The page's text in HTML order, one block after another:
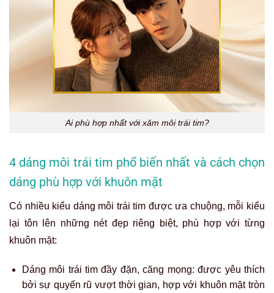
Ai phù hợp nhất với xăm môi trái tim?
4 dáng môi trái tim phổ biến nhất và cách chọn
dáng phù hợp với khuôn mặt
Có nhiều kiểu dáng môi trái tim được ưa chuộng, mỗi kiểu
lại tôn lên những nét đẹp riêng biệt, phù hợp với từng
khuôn mặt:
Dáng môi trái tim đầy đặn, căng mọng: được yêu thích
bởi sự quyến rũ vượt thời gian, hợp với khuôn mặt tròn